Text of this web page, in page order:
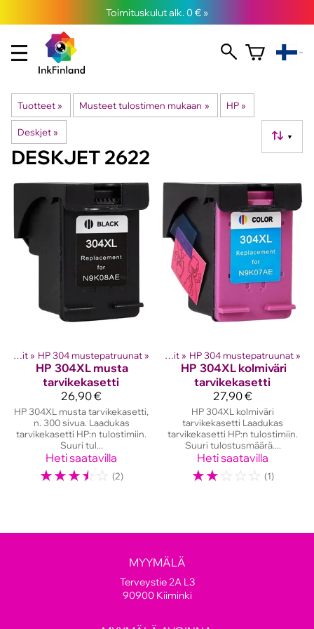
Toimituskulut alk. 0 € »
Tuotteet ‪» Musteet tulostimen mukaan ‪» HP ‪»
Deskjet ‪» ▼
DESKJET 2622
HP mustekasetit ‪» HP 304 mustepatruunat ‪»
HP 304XL musta
tarvikekasetti
26,90 €
HP 304XL musta tarvikekasetti,
n. 300 sivua. Laadukas
tarvikekasetti HP:n tulostimiin.
Suuri tul...
Heti saatavilla
☆☆☆☆ ☆ (2)
kasetit‪» HP mustekasetit ‪» HP 304 mustepatruunat ‪»
HP 304XL kolmiväri
tarvikekasetti
27,90 €
HP 304XL kolmiväri
tarvikekasetti Laadukas
tarvikekasetti HP:n tulostimiin.
Suuri tulostusmäärä....
Heti saatavilla
☆☆☆ ☆ ☆ (1)
MYYMÄLÄ
Terveystie 2A L3
90900 Kiiminki